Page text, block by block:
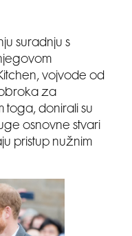
suradnju s
vojvode od
za
toga, donirali su
osnovne stvari
pristup nužnim